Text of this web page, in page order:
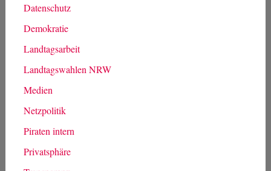
Datenschutz
Demokratie
Landtagsarbeit
Landtagswahlen NRW
Medien
Netzpolitik
Piraten intern
Privatsphäre